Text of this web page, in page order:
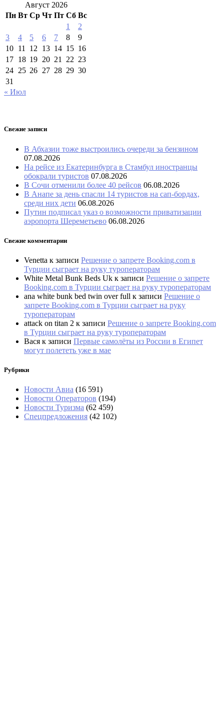
Август 2026
Пн Вт Ср Чт Пт Сб Вс
1
2
3
4 5 6 7 8
9
10 11 12 13 14 15 16
17 18 19 20 21 22 23
24 25 26 27 28 29 30
31
« Июл
Свежие записи
В Абхазии тоже выстроились очереди за бензином
07.08.2026
На рейсе из Екатеринбурга в Стамбул иностранцы
обокрали туристов 07.08.2026
В Сочи отменили более 40 рейсов 06.08.2026
В Анапе за день спасли 14 туристов на сап-бордах,
среди них дети 06.08.2026
Путин подписал указ о возможности приватизации
аэропорта Шереметьево 06.08.2026
Свежие комментарии
Venetta к записи Решение о запрете Booking.com в
Турции сыграет на руку туроператорам
White Metal Bunk Beds Uk к записи Решение о запрете
Booking.com в Турции сыграет на руку туроператорам
ana white bunk bed twin over full к записи Решение о
запрете Booking.com в Турции сыграет на руку
туроператорам
attack on titan 2 к записи Решение о запрете Booking.com
в Турции сыграет на руку туроператорам
Вася к записи Первые самолёты из России в Египет
могут полететь уже в мае
Рубрики
Новости Авиа (16 591)
Новости Операторов (194)
Новости Туризма (62 459)
Спецпредложения (42 102)